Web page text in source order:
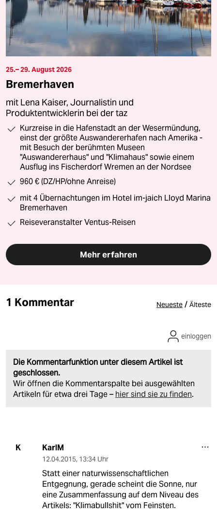
25.– 29. August 2026
Bremerhaven
mit Lena Kaiser, Journalistin und
Produktentwicklerin bei der taz
Kurzreise in die Hafenstadt an der Wesermündung,
einst der größte Auswandererhafen nach Amerika -
mit Besuch der berühmten Museen
"Auswandererhaus" und "Klimahaus" sowie einem
Ausflug ins Fischerdorf Wremen an der Nordsee
960 € (DZ/HP/ohne Anreise)
mit 4 Übernachtungen im Hotel im-jaich Lloyd Marina
Bremerhaven
Reiseveranstalter Ventus-Reisen
Mehr erfahren
1 Kommentar Neueste / Älteste
Die Kommentarfunktion unter diesem Artikel ist
geschlossen.
Wir öffnen die Kommentarspalte bei ausgewählten
Artikeln für etwa drei Tage – hier sind sie zu finden.
einloggen
K KarlM
12.04.2015, 13:34 Uhr
Statt einer naturwissenschaftlichen
Entgegnung, gerade scheint die Sonne, nur
eine Zusammenfassung auf dem Niveau des
Artikels: "Klimabullshit" vom Feinsten.